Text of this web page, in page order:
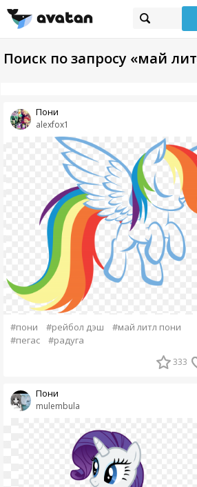
Поиск по запросу «май
alexfox1
Пони
#пони #рейбол дэш
#май литл пони
#пегас
#радуга
333
mulembula
Пони